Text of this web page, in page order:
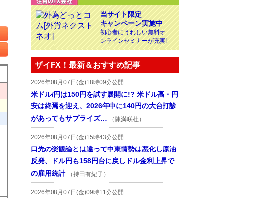
当サイト限定
キャンペーン実施中
初心者にうれしい無料オ
ンラインセミナーが充実!
ザイFX！最新＆おすすめ記事
2026年08月07日(金)18時09分公開
米ドル/円は150円を試す展開に!? 米ドル高・円
安は終焉を迎え、2026年中に140円の大台打診
があってもサプライズ…
（陳満咲杜）
2026年08月07日(金)15時43分公開
口先の楽観論とは違って中東情勢は悪化し原油
反発、ドル円も158円台に戻しドル金利上昇で
の雇用統計
（持田有紀子）
2026年08月07日(金)09時11分公開